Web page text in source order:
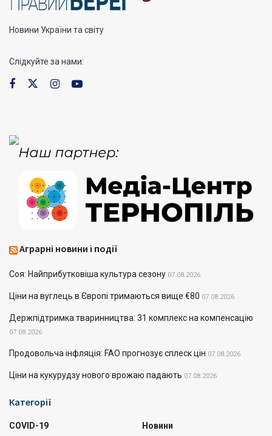
Новини України та світу
Слідкуйте за нами:
Аграрні новини і події
Соя: Найприбутковіша культура сезону 07.08.2026
Ціни на вуглець в Європі тримаються вище €80 07.08.2026
Держпідтримка тваринництва: 31 комплекс на компенсацію
07.08.2026
Продовольча інфляція: FAO прогнозує сплеск цін 07.08.2026
Ціни на кукурудзу нового врожаю падають 07.08.2026
Категорії
COVID-19
Новини